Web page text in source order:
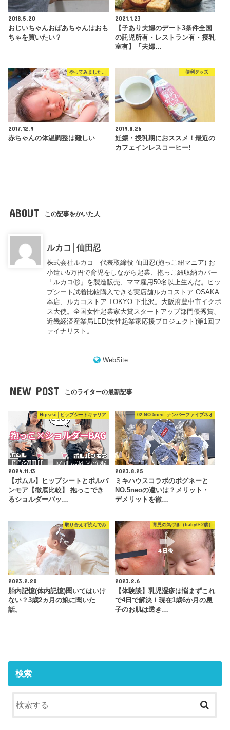
2018.5.20
おじいちゃんおばあちゃんはおも
ちゃを買いたい？
2021.1.23
【子あり夫婦のデート3条件全国
の託児所有・レストラン有・授乳
室有】「夫婦…
やってみました。
2017.12.9
赤ちゃんの体温調整は難しい
便利グッズ
2019.8.26
妊娠・授乳期におススメ！最近の
カフェインレスコーヒー!
ABOUT この記事をかいた人
ルカコ│仙田忍
株式会社ルカコ 代表取締役 仙田忍(抱っこ紐マニア) お
小遣い5万円で育児をしながら起業、抱っこ紐収納カバー
「ルカコⓇ」を製造販売、ママ雇用50名以上生んだ。ヒッ
プシート試着比較購入できる実店舗ルカコストア OSAKA
本店、ルカコストア TOKYO 下北沢。大阪府豊中市イクボ
ス大使。全国女性起業家大賞スタートアップ部門優秀賞、
近畿経済産業局LED(女性起業家応援プロジェクト)第1回フ
ァイナリスト。
WebSite
NEW POST このライターの最新記事
Hipseat│ヒップシートキャリア
2024.11.13
【ポムル】ヒップシートとポルバ
ンモア【徹底比較】 抱っこでき
るショルダーバッ…
02 NO.5neo│ナンバーファイブネオ
2023.8.25
ミキハウスコラボのポグネーと
NO.5neoの違いは？メリット・
デメリットを徹…
取り合えず読んでみ
2023.2.20
胎内記憶(体内記憶)聞いてはいけ
ない？3歳2ヵ月の娘に聞いた
話。
育児の気づき（baby0~2歳）
2023.2.6
【体験談】乳児湿疹は悩まずこれ
で4日で解決！現在1歳6か月の息
子のお肌は透き…
検索